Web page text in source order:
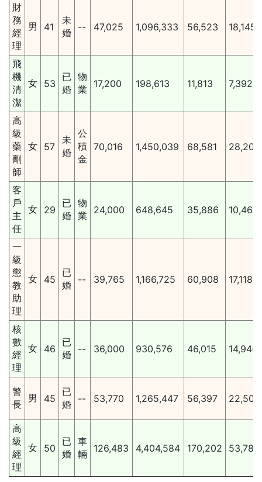
財
務
經
理
男 41
未
婚
-- 47,025 1,096,333 56,523 18,145
飛
機
清
潔
女 53
已
婚
物
業
17,200 198,613 11,813 7,392
高
級
藥
劑
師
女 57
未
婚
公
積
金
70,016 1,450,039 68,581 28,202
客
戶
主
任
女 29
已
婚
物
業
24,000 648,645 35,886 10,460
一
級
懲
教
助
理
女 45
已
婚
-- 39,765 1,166,725 60,908 17,118
核
數
經
理
女 46
已
婚
-- 36,000 930,576 46,015 14,946
警
長
男 45
已
婚
-- 53,770 1,265,447 56,397 22,509
高
級
經
理
女 50
已
婚
車
輛
126,483 4,404,584 170,202 53,789